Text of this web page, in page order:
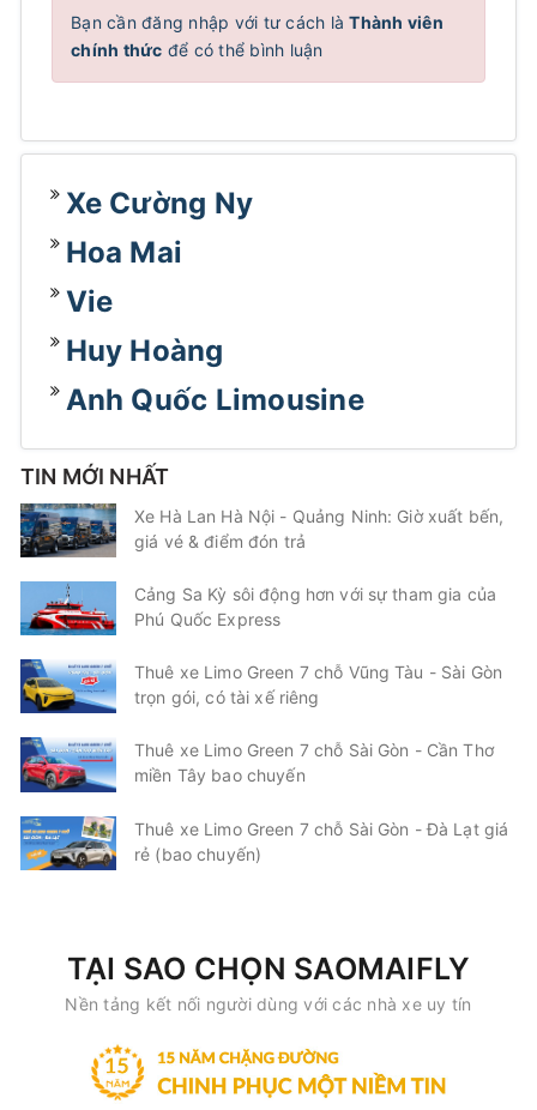
Bạn cần đăng nhập với tư cách làThành viên
chính thức để có thể bình luận
Xe Cường Ny
Hoa Mai
Vie
Huy Hoàng
Anh Quốc Limousine
TIN MỚI NHẤT
Xe Hà Lan Hà Nội - Quảng Ninh: Giờ xuất bến,
giá vé & điểm đón trả
Cảng Sa Kỳ sôi động hơn với sự tham gia của
Phú Quốc Express
Thuê xe Limo Green 7 chỗ Vũng Tàu - Sài Gòn
trọn gói, có tài xế riêng
Thuê xe Limo Green 7 chỗ Sài Gòn - Cần Thơ
miền Tây bao chuyến
Thuê xe Limo Green 7 chỗ Sài Gòn - Đà Lạt giá
rẻ (bao chuyến)
TẠI SAO CHỌN SAOMAIFLY
Nền tảng kết nối người dùng với các nhà xe uy tín